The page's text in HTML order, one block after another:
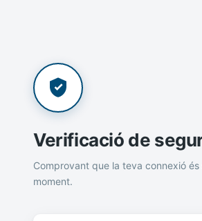
Verificació de
Comprovant que la teva connexió és
moment.